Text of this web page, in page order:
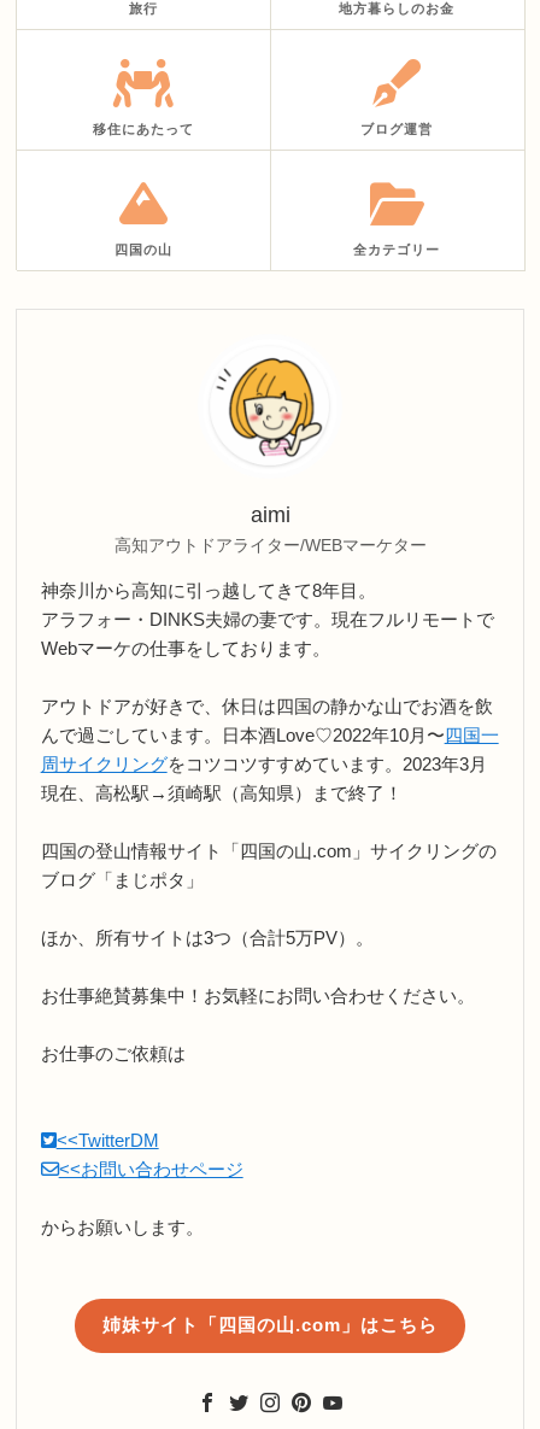
旅行 地方暮らしのお金
移住にあたって ブログ運営
四国の山 全カテゴリー
aimi
高知アウトドアライター/WEBマーケター
神奈川から高知に引っ越してきて8年目。
アラフォー・DINKS夫婦の妻です。現在フルリモートで
Webマーケの仕事をしております。
アウトドアが好きで、休日は四国の静かな山でお酒を飲
んで過ごしています。日本酒Love♡2022年10月〜四国一
周サイクリングをコツコツすすめています。2023年3月
現在、高松駅→須崎駅（高知県）まで終了！
四国の登山情報サイト「四国の山.com」サイクリングの
ブログ「まじポタ」
ほか、所有サイトは3つ（合計5万PV）。
お仕事絶賛募集中！お気軽にお問い合わせください。
お仕事のご依頼は
<<TwitterDM
<<お問い合わせページ
からお願いします。
姉妹サイト「四国の山.com」はこちら